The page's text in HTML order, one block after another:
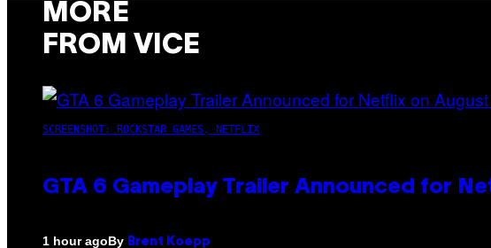
MORE
FROM VICE
SCREENSHOT: ROCKSTAR GAMES, NETFLIX
GTA 6 Gameplay Trailer Announced for
1 hour agoBy Brent Koepp